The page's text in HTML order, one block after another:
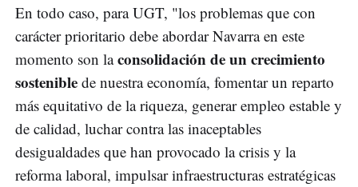
En todo caso, para UGT, "los problemas que con
carácter prioritario debe abordar Navarra en este
momento son laconsolidación de un crecimiento
sostenible de nuestra economía, fomentar un reparto
más equitativo de la riqueza, generar empleo estable y
de calidad, luchar contra las inaceptables
desigualdades que han provocado la crisis y la
reforma laboral, impulsar infraestructuras estratégicas